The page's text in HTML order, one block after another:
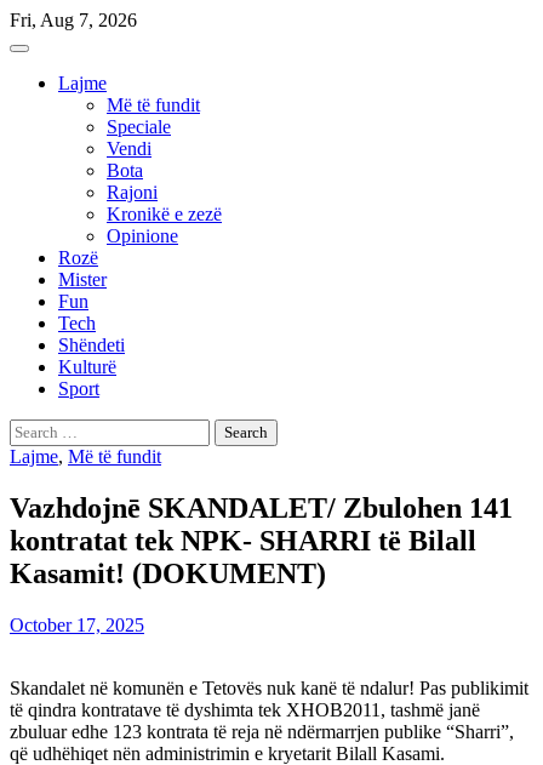
Skip
to
Fri, Aug 7, 2026
Lajme
Më të fundit
Speciale
Vendi
Bota
Rajoni
Kronikë e zezë
Opinione
Rozë
Mister
Fun
Tech
Shëndeti
Kulturë
Sport
Search
for:
Lajme, Më të fundit
Vazhdojnē SKANDALET/ Zbulohen 141
kontratat tek NPK- SHARRI të Bilall
Kasamit! (DOKUMENT)
October 17, 2025
Skandalet në komunën e Tetovës nuk kanë të ndalur! Pas publikimit
të qindra kontratave të dyshimta tek XHOB2011, tashmë janë
zbuluar edhe 123 kontrata të reja në ndërmarrjen publike “Sharri”,
që udhëhiqet nën administrimin e kryetarit Bilall Kasami.